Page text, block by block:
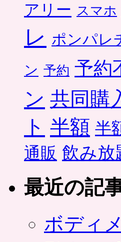
アリー スマホ
レ ポンパレ
ン 予約 予約
ン 共同購
ト 半額 半
通販 飲み放
最近の記
ボディ